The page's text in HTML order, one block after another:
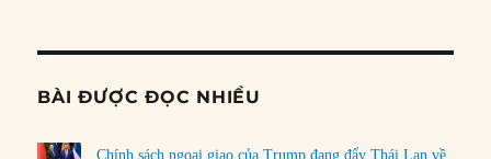
BÀI ĐƯỢC ĐỌC NHIỀU
Chính sách ngoại giao của Trump đang đẩy Thái Lan về